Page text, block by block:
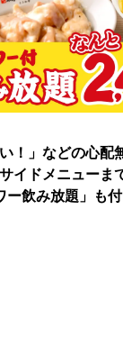
！」などの心
イドメニューま
ー飲み放題」も